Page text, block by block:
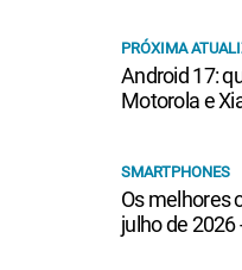
PRÓXIMA
Android 17:
Motorola e
SMARTPHONES
Os melhores
julho de 2026